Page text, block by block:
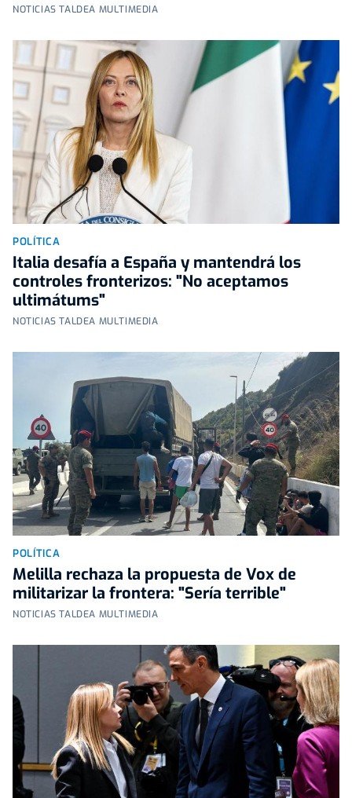
NOTICIAS TALDEA MULTIMEDIA
POLÍTICA
Italia desafía a España y mantendrá los
controles fronterizos: "No aceptamos
ultimátums"
NOTICIAS TALDEA MULTIMEDIA
POLÍTICA
Melilla rechaza la propuesta de Vox de
militarizar la frontera: "Sería terrible"
NOTICIAS TALDEA MULTIMEDIA